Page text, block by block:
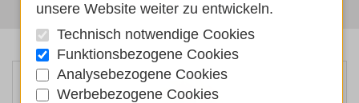
Hunde Hundespielzeug
unsere Website weiter zu entwickeln.
Technisch notwendige Cookies
Funktionsbezogene Cookies
Analysebezogene Cookies
Werbebezogene Cookies